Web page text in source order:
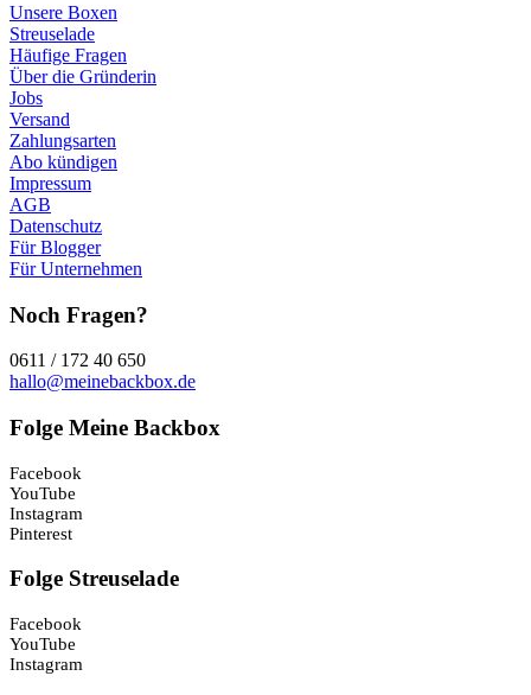
Unsere Boxen
Streuselade
Häufige Fragen
Über die Gründerin
Jobs
Versand
Zahlungsarten
Abo kündigen
Impressum
AGB
Datenschutz
Für Blogger
Für Unternehmen
Noch Fragen?
0611 / 172 40 650
hallo@meinebackbox.de
Folge Meine Backbox
Facebook
YouTube
Instagram
Pinterest
Folge Streuselade
Facebook
YouTube
Instagram